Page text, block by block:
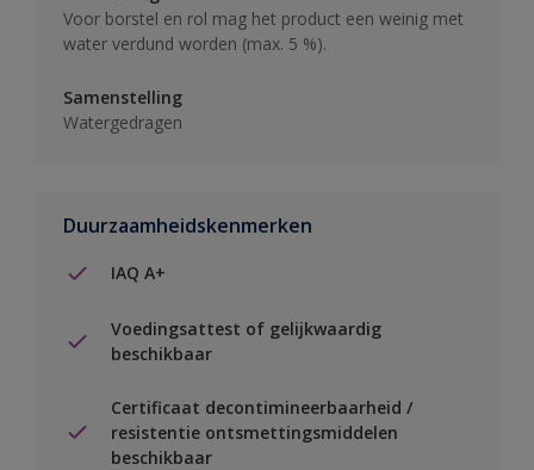
Voor borstel en rol mag het product een weinig met
water verdund worden (max. 5 %).
Samenstelling
Watergedragen
Duurzaamheidskenmerken
IAQ A+
Voedingsattest of gelijkwaardig
beschikbaar
Certificaat decontimineerbaarheid /
resistentie ontsmettingsmiddelen
beschikbaar